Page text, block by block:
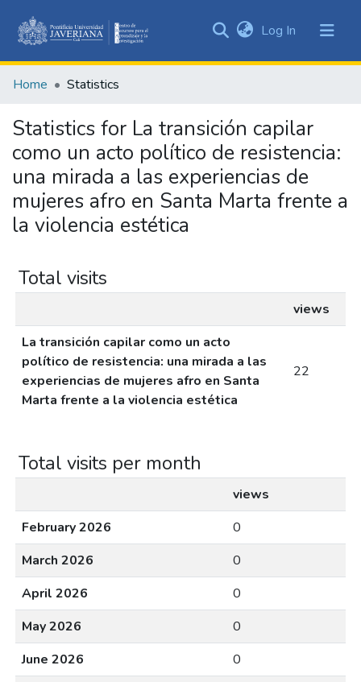
&
All of DSpace
Log In (current)
Home Statistics
Statistics for La transición capilar
como un acto político de resistencia:
una mirada a las experiencias de
mujeres afro en Santa Marta frente a
la violencia estética
Total visits
views
La transición capilar como un acto
político de resistencia: una mirada a las
experiencias de mujeres afro en Santa
Marta frente a la violencia estética
22
Total visits per month
views
February 2026
0
March 2026
0
April 2026
0
May 2026
0
June 2026
0